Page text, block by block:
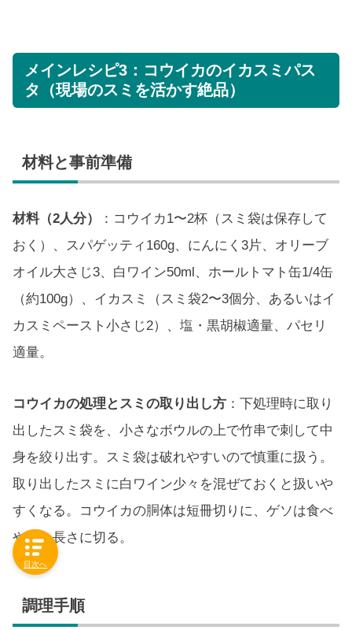
メインレシピ3：コウイカのイカスミパス
タ（現場のスミを活かす絶品）
材料と事前準備
材料（2人分）
：コウイカ1〜2杯（スミ袋は保存して
おく）、スパゲッティ160g、にんにく3片、オリーブ
オイル大さじ3、白ワイン50ml、ホールトマト缶1/4缶
（約100g）、イカスミ（スミ袋2〜3個分、あるいはイ
カスミペースト小さじ2）、塩・黒胡椒適量、パセリ
適量。
コウイカの処理とスミの取り出し方 ：下処理時に取り
出したスミ袋を、小さなボウルの上で竹串で刺して中
身を絞り出す。スミ袋は破れやすいので慎重に扱う。
取り出したスミに白ワイン少々を混ぜておくと扱いや
すくなる。コウイカの胴体は短冊切りに、ゲソは食べ
やすい長さに切る。
調理手順
目次へ